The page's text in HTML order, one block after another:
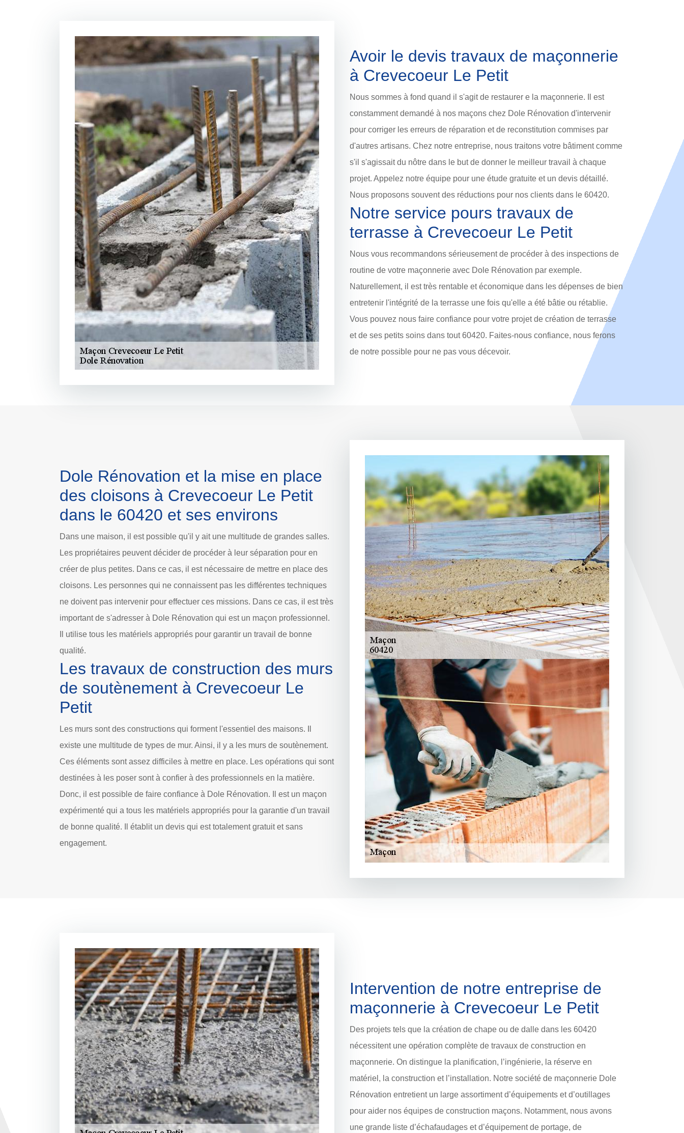
Avoir le devis travaux de maçonnerie
à Crevecoeur Le Petit
Nous sommes à fond quand il s'agit de restaurer e la maçonnerie. Il est
constamment demandé à nos maçons chez Dole Rénovation d'intervenir
pour corriger les erreurs de réparation et de reconstitution commises par
d'autres artisans. Chez notre entreprise, nous traitons votre bâtiment comme
s'il s'agissait du nôtre dans le but de donner le meilleur travail à chaque
projet. Appelez notre équipe pour une étude gratuite et un devis détaillé.
Nous proposons souvent des réductions pour nos clients dans le 60420.
Notre service pours travaux de
terrasse à Crevecoeur Le Petit
Nous vous recommandons sérieusement de procéder à des inspections de
routine de votre maçonnerie avec Dole Rénovation par exemple.
Naturellement, il est très rentable et économique dans les dépenses de bien
entretenir l'intégrité de la terrasse une fois qu'elle a été bâtie ou rétablie.
Vous pouvez nous faire confiance pour votre projet de création de terrasse
et de ses petits soins dans tout 60420. Faites-nous confiance, nous ferons
de notre possible pour ne pas vous décevoir.
Dole Rénovation et la mise en place
des cloisons à Crevecoeur Le Petit
dans le 60420 et ses environs
Dans une maison, il est possible qu'il y ait une multitude de grandes salles.
Les propriétaires peuvent décider de procéder à leur séparation pour en
créer de plus petites. Dans ce cas, il est nécessaire de mettre en place des
cloisons. Les personnes qui ne connaissent pas les différentes techniques
ne doivent pas intervenir pour effectuer ces missions. Dans ce cas, il est très
important de s'adresser à Dole Rénovation qui est un maçon professionnel.
Il utilise tous les matériels appropriés pour garantir un travail de bonne
qualité.
Les travaux de construction des murs
de soutènement à Crevecoeur Le
Petit
Les murs sont des constructions qui forment l'essentiel des maisons. Il
existe une multitude de types de mur. Ainsi, il y a les murs de soutènement.
Ces éléments sont assez difficiles à mettre en place. Les opérations qui sont
destinées à les poser sont à confier à des professionnels en la matière.
Donc, il est possible de faire confiance à Dole Rénovation. Il est un maçon
expérimenté qui a tous les matériels appropriés pour la garantie d'un travail
de bonne qualité. Il établit un devis qui est totalement gratuit et sans
engagement.
Intervention de notre entreprise de
maçonnerie à Crevecoeur Le Petit
Des projets tels que la création de chape ou de dalle dans les 60420
nécessitent une opération complète de travaux de construction en
maçonnerie. On distingue la planification, l’ingénierie, la réserve en
matériel, la construction et l’installation. Notre société de maçonnerie Dole
Rénovation entretient un large assortiment d’équipements et d’outillages
pour aider nos équipes de construction maçons. Notamment, nous avons
une grande liste d’échafaudages et d’équipement de portage, de